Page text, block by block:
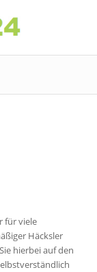
für viele
Häcksler
hierbei auf den